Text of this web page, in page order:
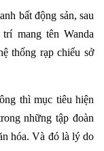
bất động sản, sau
mang tên Wanda
thống rạp chiếu sở
thì mục tiêu hiện
những tập đoàn
hóa. Và đó là lý do